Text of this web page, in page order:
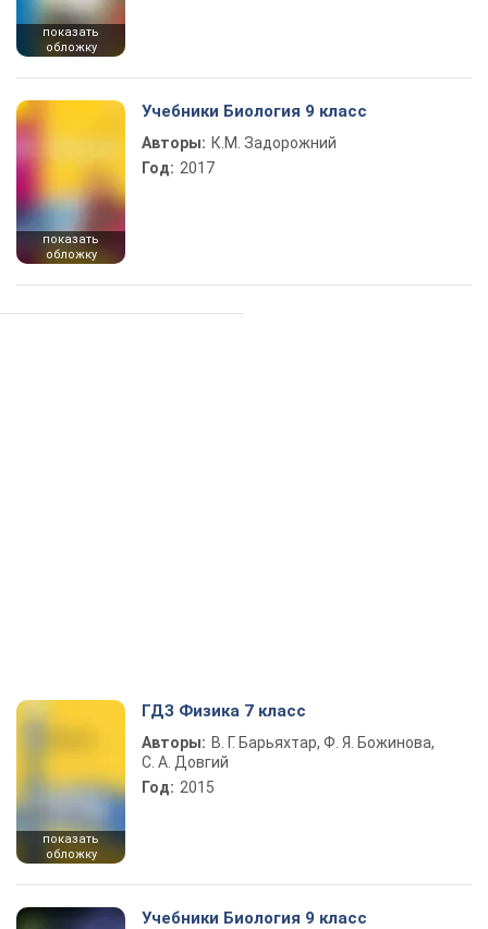
показать
обложку
показать
обложку
Учебники Биология 9 класс
Авторы: К.М. Задорожний
Год: 2017
показать
обложку
ГДЗ Физика 7 класс
Авторы: В. Г. Барьяхтар, Ф. Я. Божинова,
С. А. Довгий
Год: 2015
Учебники Биология 9 класс